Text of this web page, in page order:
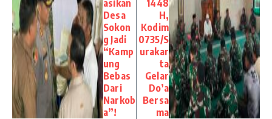
asikan
Desa
Sokon
g Jadi
“Kamp
ung
Bebas
Dari
Narkob
a”!
1448
H,
Kodim
0735/S
urakar
ta
Gelar
Do’a
Bersa
ma